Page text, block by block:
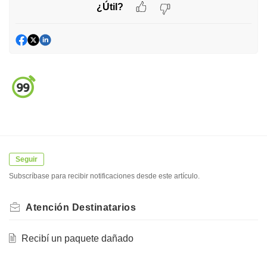
¿Útil?
Seguir
Subscríbase para recibir notificaciones desde este artículo.
Atención Destinatarios
Recibí un paquete dañado